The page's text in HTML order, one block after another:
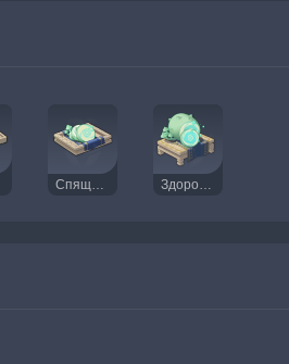
Спящее ядро плесенника Здоровое ядро плесенника